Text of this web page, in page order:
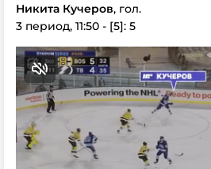
Никита Кучеров, гол.
3 период, 11:50 - [5]: 5